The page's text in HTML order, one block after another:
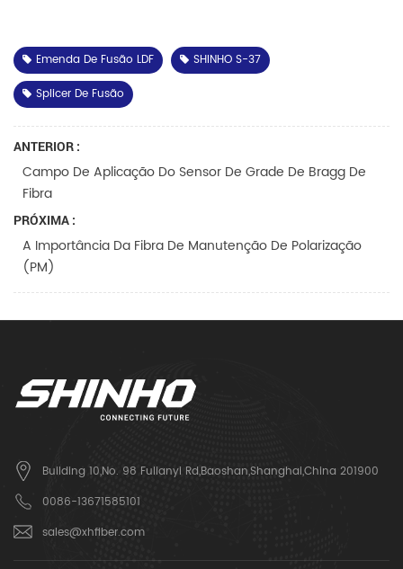
Emenda De Fusão LDF
SHINHO S-37
Splicer De Fusão
ANTERIOR :
Campo De Aplicação Do Sensor De Grade De Bragg De
Fibra
PRÓXIMA :
A Importância Da Fibra De Manutenção De Polarização
(PM)
Building 10,No. 98 Fulianyi Rd,Baoshan,Shanghai,China 201900
0086-13671585101
sales@xhfiber.com